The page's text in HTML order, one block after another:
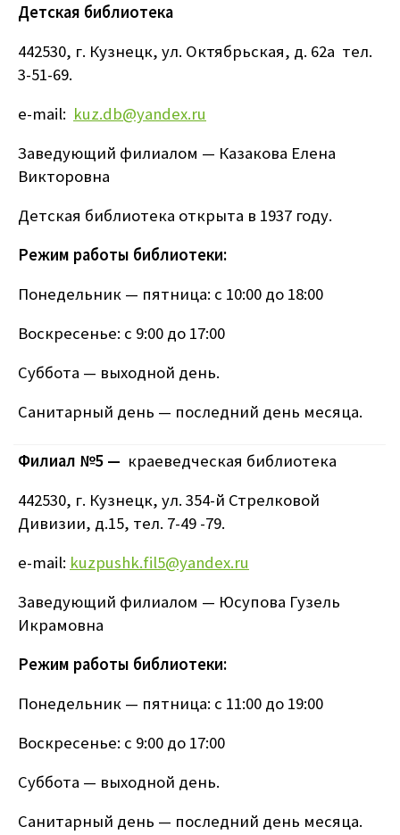
Детская библиотека
442530, г. Кузнецк, ул. Октябрьская, д. 62а тел.
3-51-69.
e-mail: kuz.db@yandex.ru
Заведующий филиалом — Казакова Елена
Викторовна
Детская библиотека открыта в 1937 году.
Режим работы библиотеки:
Понедельник — пятница: с 10:00 до 18:00
Воскресенье: с 9:00 до 17:00
Суббота — выходной день.
Санитарный день — последний день месяца.
Филиал №5 — краеведческая библиотека
442530, г. Кузнецк, ул. 354-й Стрелковой
Дивизии, д.15, тел. 7-49 -79.
e-mail: kuzpushk.fil5@yandex.ru
Заведующий филиалом — Юсупова Гузель
Икрамовна
Режим работы библиотеки:
Понедельник — пятница: с 11:00 до 19:00
Воскресенье: с 9:00 до 17:00
Суббота — выходной день.
Санитарный день — последний день месяца.